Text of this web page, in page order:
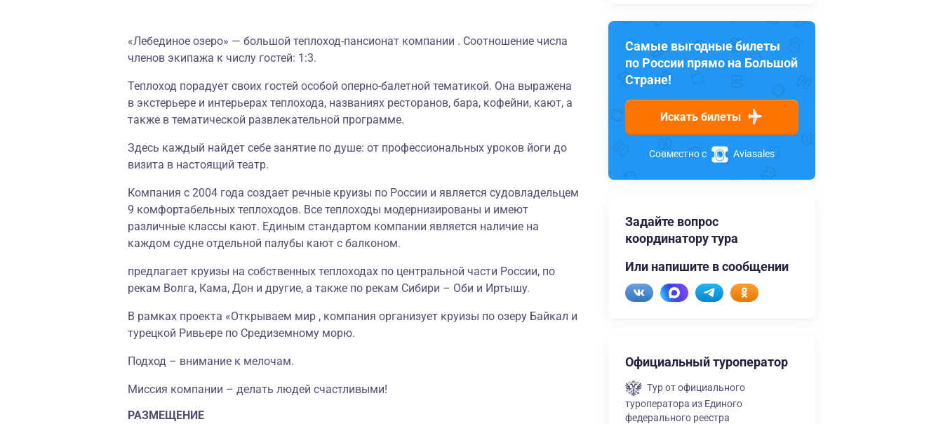
«Лебединое озеро» — большой теплоход-пансионат компании . Соотношение числа
членов экипажа к числу гостей: 1:3.
Теплоход порадует своих гостей особой оперно-балетной тематикой. Она выражена
в экстерьере и интерьерах теплохода, названиях ресторанов, бара, кофейни, кают, а
также в тематической развлекательной программе.
Здесь каждый найдет себе занятие по душе: от профессиональных уроков йоги до
визита в настоящий театр.
Компания с 2004 года создает речные круизы по России и является судовладельцем
9 комфортабельных теплоходов. Все теплоходы модернизированы и имеют
различные классы кают. Единым стандартом компании является наличие на
каждом судне отдельной палубы кают с балконом.
предлагает круизы на собственных теплоходах по центральной части России, по
рекам Волга, Кама, Дон и другие, а также по рекам Сибири – Оби и Иртышу.
В рамках проекта «Открываем мир , компания организует круизы по озеру Байкал и
турецкой Ривьере по Средиземному морю.
Подход – внимание к мелочам.
Миссия компании – делать людей счастливыми!
РАЗМЕЩЕНИЕ
Самые выгодные билеты
по России прямо на Большой
Стране!
Искать билеты
Совместно с Aviasales
Задайте вопрос
координатору тура
Или напишите в сообщении
Официальный туроператор
Тур от официального
туроператора из Единого
федерального реестра